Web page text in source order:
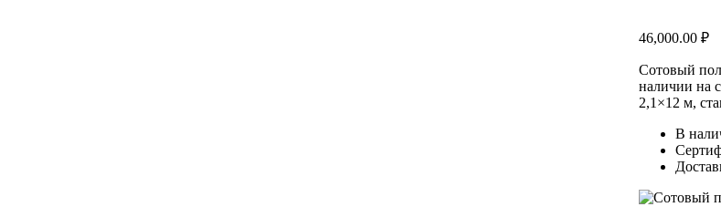
основе
46,000.00 ₽
Сотовый
наличии на
2,1×12 м,
В